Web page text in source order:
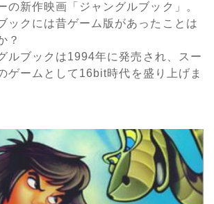
の新作映画「ジャングルブック」。
ックには昔ゲーム版があったことは
？
ルブックは1994年に発売され、スー
ゲームとして16bit時代を盛り上げま